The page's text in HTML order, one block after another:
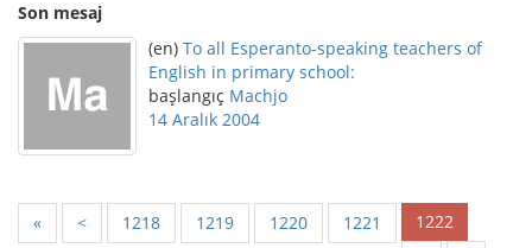
Son mesaj
(en) To all Esperanto-speaking teachers of
English in primary school:
başlangıç Machjo
14 Aralık 2004
« < 1218 1219 1220 1221
1222